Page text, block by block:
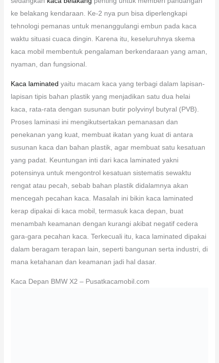
ke belakang kendaraan. Ke-2 nya pun bisa diperlengkapi
tehnologi pemanas untuk menanggulangi embun pada kaca
waktu situasi cuaca dingin. Karena itu, keseluruhnya skema
kaca mobil membentuk pengalaman berkendaraan yang aman,
nyaman, dan fungsional.
Kaca laminated yaitu macam kaca yang terbagi dalam lapisan-
lapisan tipis bahan plastik yang menjadikan satu dua helai
kaca, rata-rata dengan susunan butir polyvinyl butyral (PVB).
Proses laminasi ini mengikutsertakan pemanasan dan
penekanan yang kuat, membuat ikatan yang kuat di antara
susunan kaca dan bahan plastik, agar membuat satu kesatuan
yang padat. Keuntungan inti dari kaca laminated yakni
potensinya untuk mengontrol kesatuan sistematis sewaktu
rengat atau pecah, sebab bahan plastik didalamnya akan
mencegah pecahan kaca. Masalah ini bikin kaca laminated
kerap dipakai di kaca mobil, termasuk kaca depan, buat
menambah keamanan dengan kurangi akibat negatif cedera
gara-gara pecahan kaca. Terkecuali itu, kaca laminated dipakai
dalam beragam terapan lain, seperti bangunan serta industri, di
mana ketahanan dan keamanan jadi hal dasar.
Kaca Depan BMW X2 – Pusatkacamobil.com